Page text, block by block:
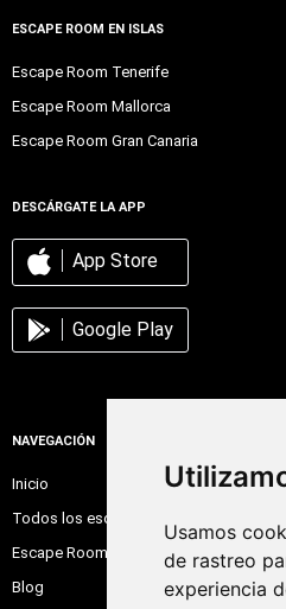
Usamos
de rastreo
experiencia
ESCAPE ROOM EN ISLAS
Escape Room Tenerife
Escape Room Mallorca
Escape Room Gran Canaria
DESCÁRGATE LA APP
App Store
Google Play
NAVEGACIÓN
Inicio
Todos los escape room
Escape Room Online
Blog